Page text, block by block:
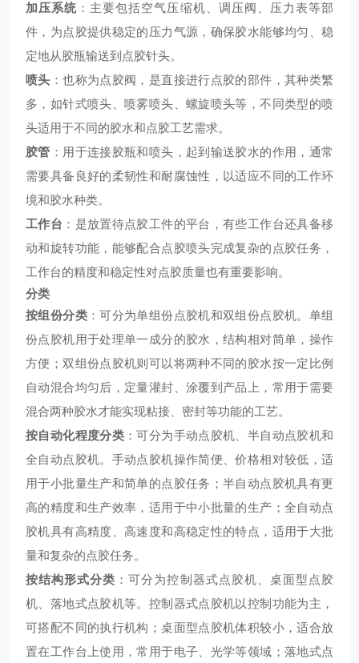
加压系统 ：主要包括空气压缩机、调压阀、压力表等部
件，为点胶提供稳定的压力气源，确保胶水能够均匀、稳
定地从胶瓶输送到点胶针头。
喷头 ：也称为点胶阀，是直接进行点胶的部件，其种类繁
多，如针式喷头、喷雾喷头、螺旋喷头等，不同类型的喷
头适用于不同的胶水和点胶工艺需求。
胶管 ：用于连接胶瓶和喷头，起到输送胶水的作用，通常
需要具备良好的柔韧性和耐腐蚀性，以适应不同的工作环
境和胶水种类。
工作台 ：是放置待点胶工件的平台，有些工作台还具备移
动和旋转功能，能够配合点胶喷头完成复杂的点胶任务，
工作台的精度和稳定性对点胶质量也有重要影响。
分类
按组份分类：可分为单组份点胶机和双组份点胶机。单组
份点胶机用于处理单一成分的胶水，结构相对简单，操作
方便；双组份点胶机则可以将两种不同的胶水按一定比例
自动混合均匀后，定量灌封、涂覆到产品上，常用于需要
混合两种胶水才能实现粘接、密封等功能的工艺。
按自动化程度分类 ：可分为手动点胶机、半自动点胶机和
全自动点胶机。手动点胶机操作简便、价格相对较低，适
用于小批量生产和简单的点胶任务；半自动点胶机具有更
高的精度和生产效率，适用于中小批量的生产；全自动点
胶机具有高精度、高速度和高稳定性的特点，适用于大批
量和复杂的点胶任务。
按结构形式分类 ：可分为控制器式点胶机、桌面型点胶
机、落地式点胶机等。控制器式点胶机以控制功能为主，
可搭配不同的执行机构；桌面型点胶机体积较小，适合放
置在工作台上使用，常用于电子、光学等领域；落地式点